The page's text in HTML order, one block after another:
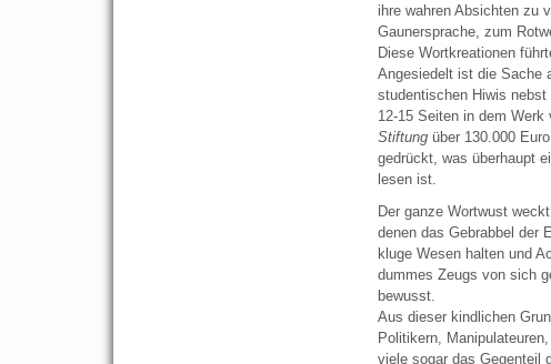
ihre wahren Absichten zu
Gaunersprache, zum
Diese Wortkreationen
Angesiedelt ist die Sache
studentischen Hiwis
12-15 Seiten in dem
Stiftung über 130.000
gedrückt, was überhaupt
lesen ist.
Der ganze Wortwust
denen das Gebrabbel der
kluge Wesen halten und
dummes Zeugs von sich
bewusst.
Aus dieser kindlichen
Politikern,
viele sogar das Gegenteil